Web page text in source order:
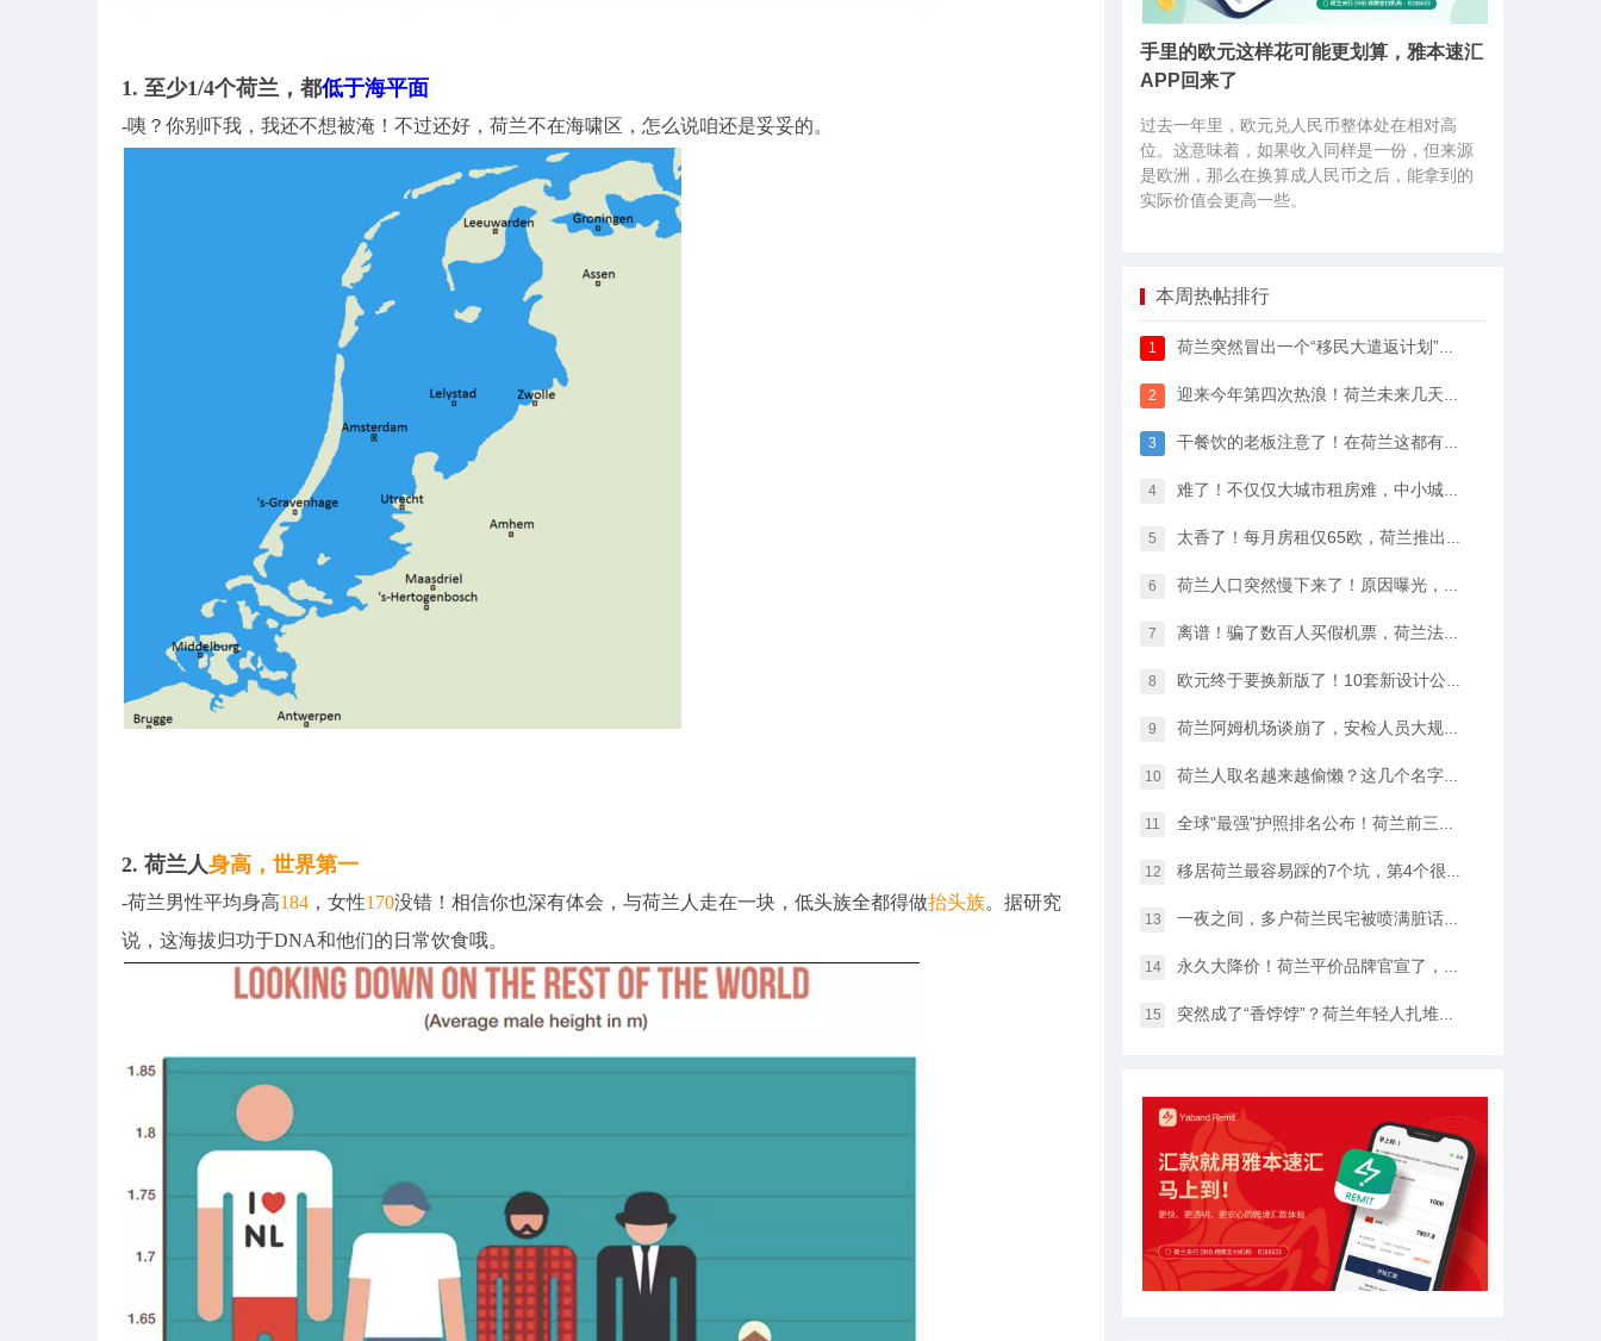
1. 至少1/4个荷兰，都低于海平面
-咦？你别吓我，我还不想被淹！不过还好，荷兰不在海啸区，怎么说咱还是妥妥的。
2. 荷兰人身高，世界第一
-荷兰男性平均身高184 ，女性170没错！相信你也深有体会，与荷兰人走在一块，低头族全都得做抬头族。据研究
说，这海拔归功于DNA和他们的日常饮食哦。
手里的欧元这样花可能更划算，雅本速汇
APP回来了
过去一年里，欧元兑人民币整体处在相对高
位。这意味着，如果收入同样是一份，但来源
是欧洲，那么在换算成人民币之后，能拿到的
实际价值会更高一些。
本周热帖排行
1 荷兰突然冒出一个“移民大遣返计划”，64万人已经签字支持
2 迎来今年第四次热浪！荷兰未来几天最高33℃，八月中开始…
3 干餐饮的老板注意了！在荷兰这都有人偷，全过程很淡定
4 难了！不仅仅大城市租房难，中小城市的房租开始暴涨
5 太香了！每月房租仅65欧，荷兰推出学生住宿优惠福利…
6 荷兰人口突然慢下来了！原因曝光，不是因为没人生孩子
7 离谱！骗了数百人买假机票，荷兰法院竟然没判他坐牢
8 欧元终于要换新版了！10套新设计公布，你最喜欢哪一款？
9 荷兰阿姆机场谈崩了，安检人员大规模停工越来越近…
10 荷兰人取名越来越偷懒？这几个名字几乎满大街都是
11 全球"最强"护照排名公布！荷兰前三，中国护照进步很大
12 移居荷兰最容易踩的7个坑，第4个很多人都会中招…
13 一夜之间，多户荷兰民宅被喷满脏话，只因支持难民…
14 永久大降价！荷兰平价品牌官宣了，将硬扛Temu和SHEIN
15 突然成了“香饽饽”？荷兰年轻人扎堆当老师，发生了什么？